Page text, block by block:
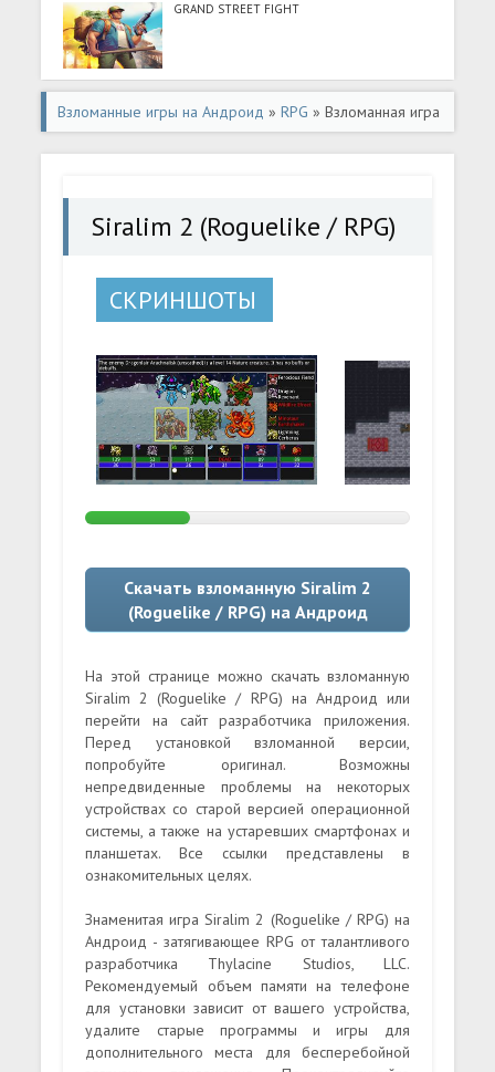
GRAND STREET FIGHT
Взломанные игры на Андроид »RPG » Взломанная игра
Siralim 2 (Roguelike / RPG) (Взлом на монеты) на
Siralim 2 (Roguelike / RPG)
СКРИНШОТЫ
Скачать взломанную Siralim 2
(Roguelike / RPG) на Андроид
На этой странице можно скачать взломанную
Siralim 2 (Roguelike / RPG) на Андроид или
перейти на сайт разработчика приложения.
Перед установкой взломанной версии,
попробуйте оригинал. Возможны
непредвиденные проблемы на некоторых
устройствах со старой версией операционной
системы, а также на устаревших смартфонах и
планшетах. Все ссылки представлены в
ознакомительных целях.
Знаменитая игра Siralim 2 (Roguelike / RPG) на
Андроид - затягивающее RPG от талантливого
разработчика Thylacine Studios, LLC.
Рекомендуемый объем памяти на телефоне
для установки зависит от вашего устройства,
удалите старые программы и игры для
дополнительного места для бесперебойной